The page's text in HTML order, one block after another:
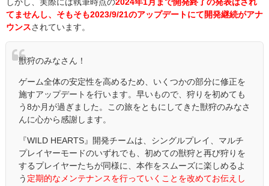
しかし、実際には執筆時点の2024年1月まで開発終了の発表はされ
てませんし、そもそも2023/9/21のアップデートにて開発継続がアナ
ウンスされています。
獣狩のみなさん！
ゲーム全体の安定性を高めるため、いくつかの部分に修正を
施すアップデートを行います。早いもので、狩りを初めても
う8か月が過ぎました。この旅をともにしてきた獣狩のみなさ
んに心から感謝します。
『WILD HEARTS』開発チームは、シングルプレイ、マルチ
プレイヤーモードのいずれでも、初めての獣狩と再び狩りを
するプレイヤーたちが同様に、本作をスムーズに楽しめるよ
う 定期的なメンテナンスを行っていくことを改めてお伝えし